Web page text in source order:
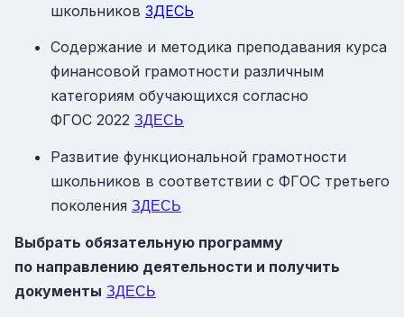
школьников ЗДЕСЬ
Содержание и методика преподавания курса
финансовой грамотности различным
категориям обучающихся согласно
ФГОС 2022 ЗДЕСЬ
Развитие функциональной грамотности
школьников в соответствии с ФГОС третьего
поколения ЗДЕСЬ
Выбрать обязательную программу
по направлению деятельности и получить
документы ЗДЕСЬ